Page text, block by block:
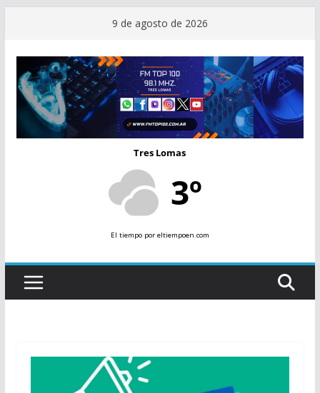
contenido
9 de agosto de 2026
Tres Lomas
3º
El tiempopor eltiempoen.com